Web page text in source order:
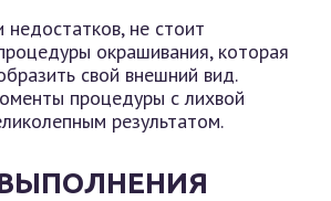
не стоит
окрашивания, которая
свой внешний вид.
процедуры с лихвой
результатом.